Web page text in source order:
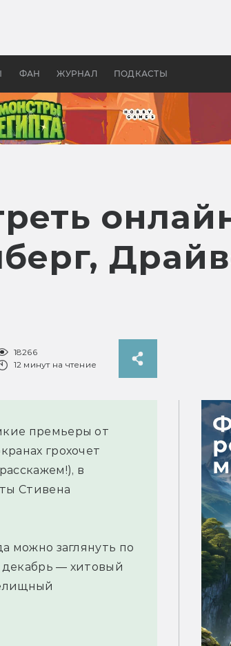
ФАН ЖУРНАЛ ПОДКАСТЫ
бы «Властелина колец»
18266
12 минут на чтение
премьеры от
грохочет
в
Стивена
можно заглянуть по
— хитовый